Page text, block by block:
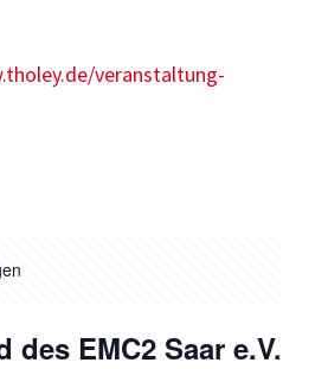
veranstaltung-
des EMC2 Saar e.V.